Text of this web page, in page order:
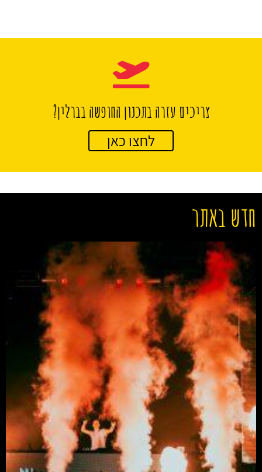
צריכים עזרה בתכנון החופשה בברלין?
לחצו כאן
חדש באתר